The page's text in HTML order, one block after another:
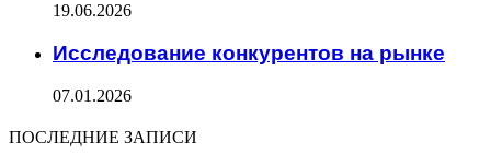
19.06.2026
Исследование конкурентов на рынке
07.01.2026
ПОСЛЕДНИЕ ЗАПИСИ